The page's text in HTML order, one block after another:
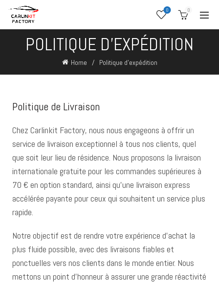
0 0
POLITIQUE D’EXPÉDITION
Home Politique d’expédition
Politique de Livraison
Chez Carlinkit Factory, nous nous engageons à offrir un
service de livraison exceptionnel à tous nos clients, quel
que soit leur lieu de résidence. Nous proposons la livraison
internationale gratuite pour les commandes supérieures à
70 € en option standard, ainsi qu’une livraison express
accélérée payante pour ceux qui souhaitent un service plus
rapide.
Notre objectif est de rendre votre expérience d’achat la
plus fluide possible, avec des livraisons fiables et
ponctuelles vers nos clients dans le monde entier. Nous
mettons un point d’honneur à assurer une grande réactivité